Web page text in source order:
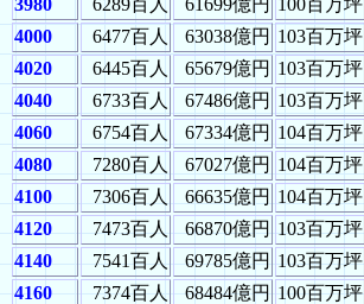
3980
6289百人 61699億円 100百万坪
4000
6477百人 63038億円 103百万坪
4020
6445百人 65679億円 103百万坪
4040
6733百人 67486億円 103百万坪
4060
6754百人 67334億円 104百万坪
4080
7280百人 67027億円 104百万坪
4100
7306百人 66635億円 104百万坪
4120
7473百人 66870億円 103百万坪
4140
7541百人 69785億円 103百万坪
4160
7374百人 68484億円 100百万坪